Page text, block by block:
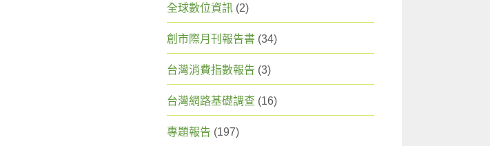
全球數位資訊 (2)
創市際月刊報告書 (34)
台灣消費指數報告 (3)
台灣網路基礎調查 (16)
專題報告 (197)